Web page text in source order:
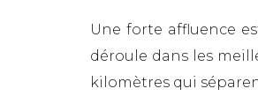
Une forte affluence
déroule dans les
kilomètres qui